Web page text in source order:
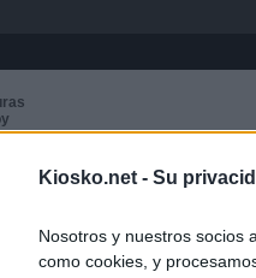
Kiosko.net - Su
Nosotros y nuestros socios
como cookies, y